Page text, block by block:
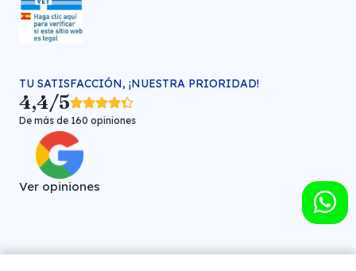
TU SATISFACCIÓN, ¡NUESTRA PRIORIDAD!
4,4/5
De más de 160 opiniones
Ver opiniones